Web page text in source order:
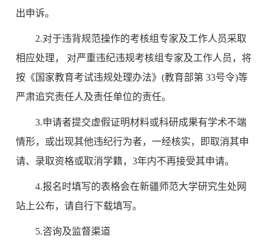
出申诉。
2.对于违背规范操作的考核组专家及工作人员采取
相应处理， 对严重违纪违规考核组专家及工作人员，将
按《国家教育考试违规处理办法》(教育部第 33号令)等
严肃追究责任人及责任单位的责任。
3.申请者提交虚假证明材料或科研成果有学术不端
情形，或出现其他违纪行为者，一经核实，即取消其申
请、录取资格或取消学籍，3年内不再接受其申请。
4.报名时填写的表格会在新疆师范大学研究生处网
站上公布，请自行下载填写。
5.咨询及监督渠道